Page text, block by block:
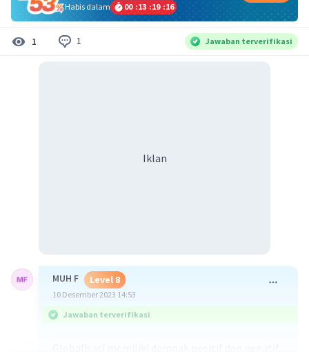
Habis dalam
00 :13 :19 :16
1 1 Jawaban terverifikasi
Iklan
MUH F Level 8
10 Desember 2023 14:53
Jawaban terverifikasi